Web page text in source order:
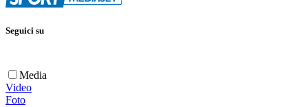
Seguici su
Media
Video
Foto